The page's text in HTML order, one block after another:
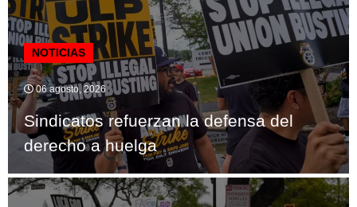
NOTICIAS
06 agosto, 2026
Sindicatos refuerzan la defensa del
derecho a huelga